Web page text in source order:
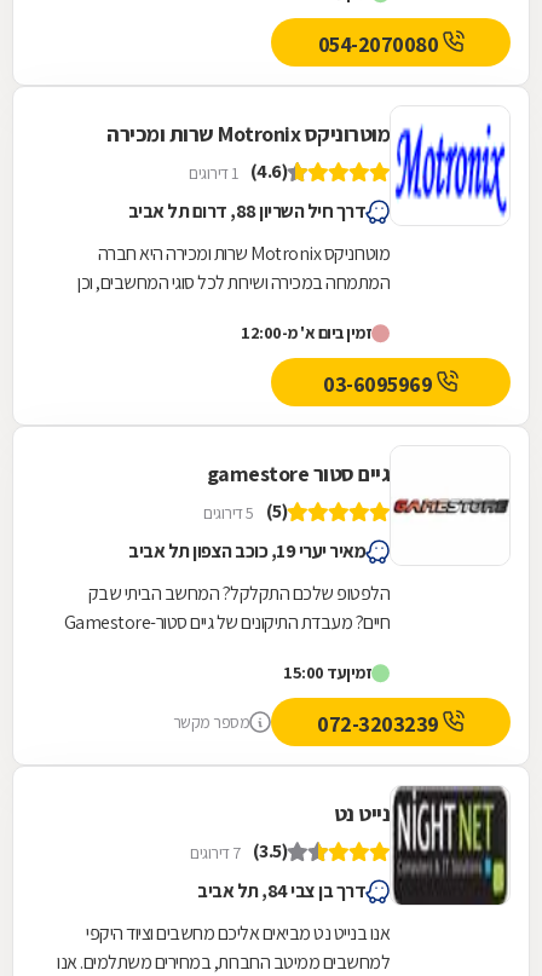
מוטרוניקס Motronix שרות ומכירה
(4.6) 1 דירוגים
דרך חיל השריון 88, דרום תל אביב
מוטרוניקס Motronix שרות ומכירה היא חברה
המתמחה במכירה ושירות לכל סוגי המחשבים, וכן
ומכירה של...
זמין ביום א' מ-12:00
גיים סטור gamestore
(5) 5 דירוגים
מאיר יערי 19, כוכב הצפון תל אביב
הלפטופ שלכם התקלקל? המחשב הביתי שבק
חיים? מעבדת התיקונים של גיים סטור-Gamestore
חנויות מחשבים...
זמיןעד 15:00
מספר מקשר
נייט נט
(3.5) 7 דירוגים
דרך בן צבי 84, תל אביב
אנו בנייט נט מביאים אליכם מחשבים וציוד היקפי
למחשבים ממיטב החברות, במחירים משתלמים. אנו